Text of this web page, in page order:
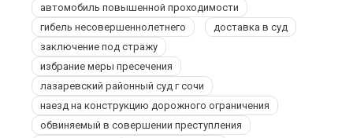
автомобиль повышенной проходимости
гибель несовершеннолетнего
доставка в суд
заключение под стражу
избрание меры пресечения
лазаревский районный суд г сочи
наезд на конструкцию дорожного ограничения
обвиняемый в совершении преступления